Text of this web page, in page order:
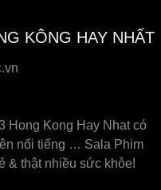
KÔNG HAY NHẤT
Hong Kong Hay Nhat có
nổi tiếng … Sala Phim
& thật nhiều sức khỏe!